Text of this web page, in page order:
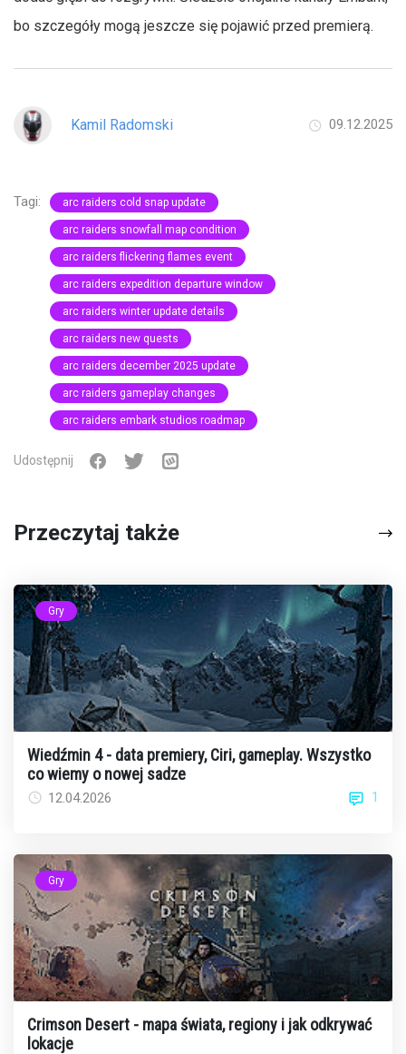
bo szczegóły mogą jeszcze się pojawić przed premierą.
Kamil Radomski 09.12.2025
Tagi: arc raiders cold snap update
arc raiders snowfall map condition
arc raiders flickering flames event
arc raiders expedition departure window
arc raiders winter update details
arc raiders new quests
arc raiders december 2025 update
arc raiders gameplay changes
arc raiders embark studios roadmap
Udostępnij
Przeczytaj także
Gry
Wiedźmin 4 - data premiery, Ciri, gameplay. Wszystko
co wiemy o nowej sadze
12.04.2026 1
Gry
Crimson Desert - mapa świata, regiony i jak odkrywać
lokacje